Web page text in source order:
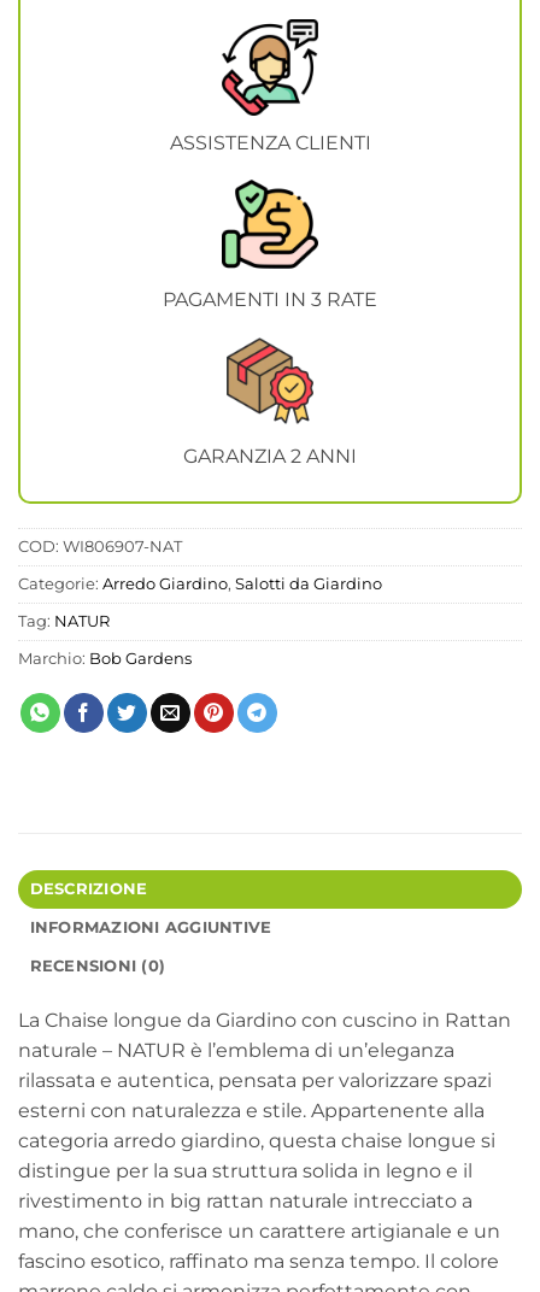
ASSISTENZA CLIENTI
PAGAMENTI IN 3 RATE
GARANZIA 2 ANNI
COD: WI806907-NAT
Categorie: Arredo Giardino, Salotti da Giardino
Tag: NATUR
Marchio: Bob Gardens
DESCRIZIONE
INFORMAZIONI AGGIUNTIVE
RECENSIONI (0)
La Chaise longue da Giardino con cuscino in Rattan
naturale – NATUR è l’emblema di un’eleganza
rilassata e autentica, pensata per valorizzare spazi
esterni con naturalezza e stile. Appartenente alla
categoria arredo giardino, questa chaise longue si
distingue per la sua struttura solida in legno e il
rivestimento in big rattan naturale intrecciato a
mano, che conferisce un carattere artigianale e un
fascino esotico, raffinato ma senza tempo. Il colore